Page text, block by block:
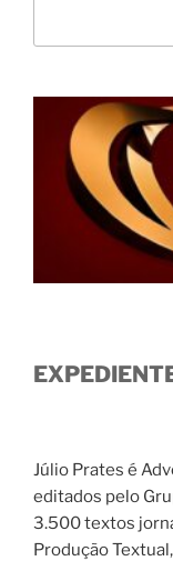
Júlio Prates é
editados pelo
3.500 textos
Produção